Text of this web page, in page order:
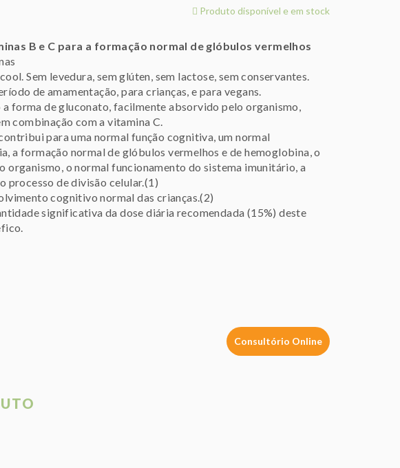
Produto disponível e em stock
B e C para a formação normal de glóbulos vermelhos
Sem levedura, sem glúten, sem lactose, sem conservantes.
de amamentação, para crianças, e para vegans.
forma de gluconato, facilmente absorvido pelo organismo,
combinação com a vitamina C.
para uma normal função cognitiva, um normal
a formação normal de glóbulos vermelhos e de hemoglobina, o
organismo, o normal funcionamento do sistema imunitário, a
processo de divisão celular.(1)
cognitivo normal das crianças.(2)
significativa da dose diária recomendada (15%) deste
Consultório Online